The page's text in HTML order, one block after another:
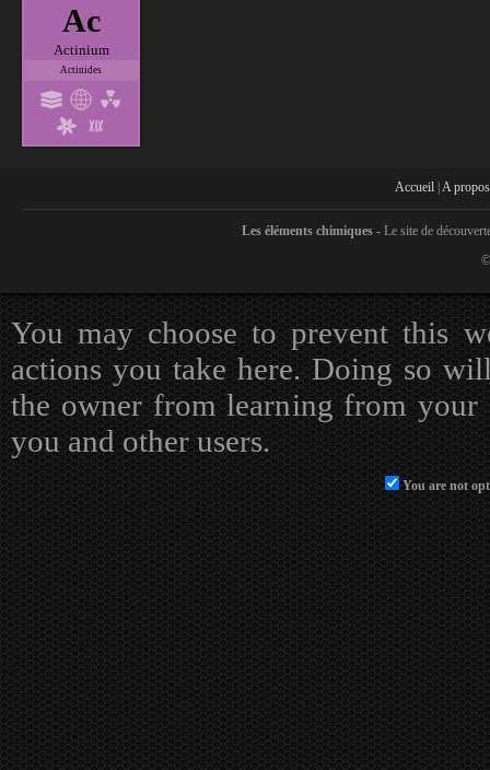
Ac
Actinium
Actinides
Accueil| A propos
Les éléments chimiques - Le site de
You may choose to prevent this
actions you take here. Doing so
the owner from learning from your
you and other users.
You are not